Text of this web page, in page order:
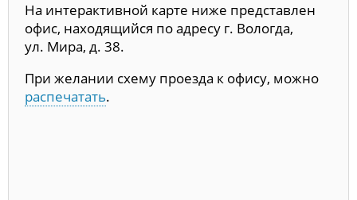
На интерактивной карте ниже представлен
офис, находящийся по адресу г. Вологда,
ул. Мира, д. 38.
При желании схему проезда к офису, можно
распечатать.